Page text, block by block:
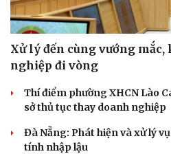
Xử lý đến cùng vướng mắc,
nghiệp đi vòng
Thí điểm phường XHCN Lào
sở thủ tục thay doanh nghiệp
Đà Nẵng: Phát hiện và xử lý
tính nhập lậu